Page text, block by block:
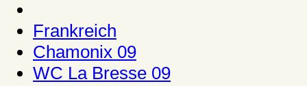
Frankreich
Chamonix 09
WC La Bresse 09